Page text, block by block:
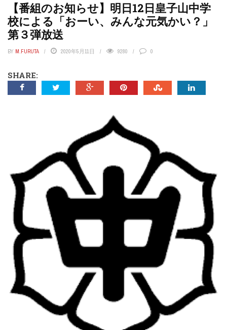
【番組のお知らせ】明日12日皇子山中学
校による「おーい、みんな元気かい？」
第３弾放送
BY M.FURUTA 2020年5月11日 9280 0
SHARE: